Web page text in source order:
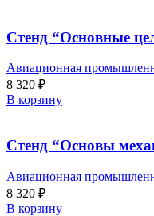
Стенд “Основные
Авиационная
8 320 ₽
В корзину
Стенд “Основы
Авиационная
8 320 ₽
В корзину